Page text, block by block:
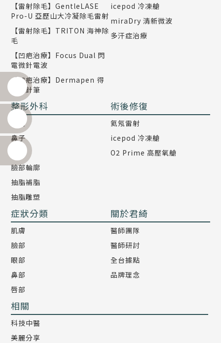
【雷射除毛】GentleLASE
Pro-U 亞歷山大冷凝除毛雷射
【雷射除毛】TRITON 海神除
毛
【凹疤治療】Focus Dual 閃
電微針電波
【凹疤治療】Dermapen 得
美微針筆
icepod 冷凍艙
miraDry 清新微波
多汗症治療
整形外科
眼睛
鼻子
臉部輪廓
抽脂補脂
抽脂雕塑
術後修復
氦氖雷射
icepod 冷凍艙
O2 Prime 高壓氧艙
症狀分類
肌膚
臉部
眼部
鼻部
唇部
關於君綺
醫師團隊
醫師研討
全台據點
品牌理念
相關
科技中醫
美麗分享